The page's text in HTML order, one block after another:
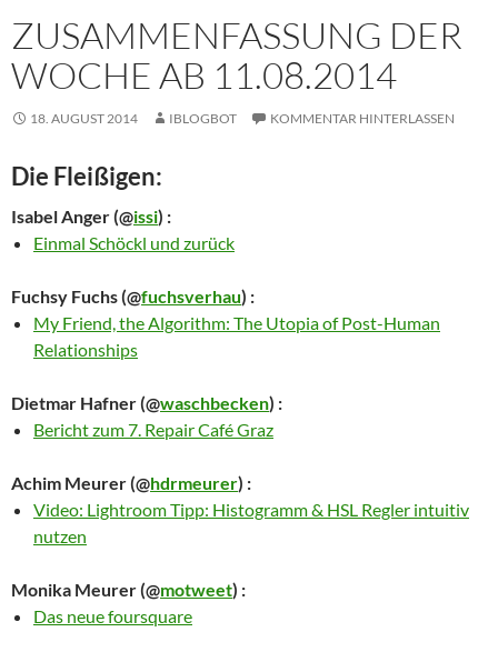
ZUSAMMENFASSUNG DER
WOCHE AB 11.08.2014
18. AUGUST 2014 IBLOGBOT KOMMENTAR HINTERLASSEN
Die Fleißigen:
Isabel Anger(@issi) :
Einmal Schöckl und zurück
Fuchsy Fuchs(@fuchsverhau) :
My Friend, the Algorithm: The Utopia of Post-Human
Relationships
Dietmar Hafner(@waschbecken) :
Bericht zum 7. Repair Café Graz
Achim Meurer(@hdrmeurer) :
Video: Lightroom Tipp: Histogramm & HSL Regler intuitiv
nutzen
Monika Meurer(@motweet) :
Das neue foursquare